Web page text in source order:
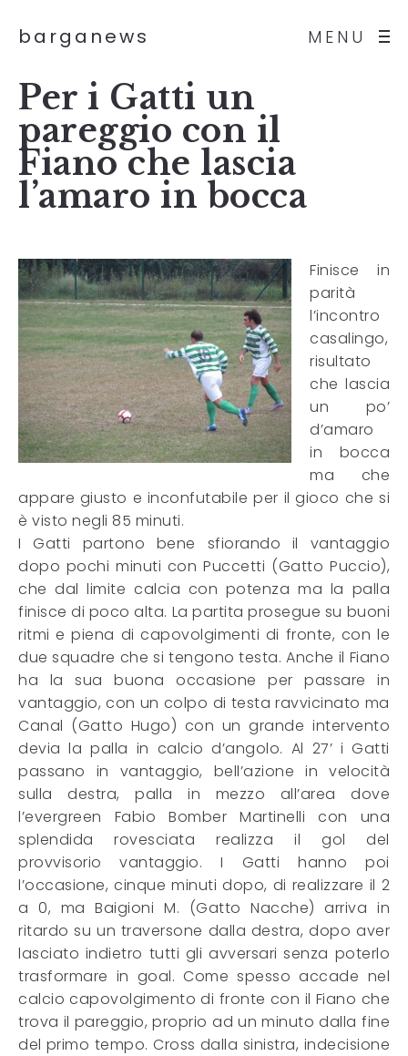
MENU
barganews
Per i Gatti un
pareggio con il
Fiano che lascia
l’amaro in bocca
Finisce in
parità
l’incontro
casalingo,
risultato
che lascia
un po’
d’amaro
in bocca
ma che
appare giusto e inconfutabile per il gioco che si
è visto negli 85 minuti.
I Gatti partono bene sfiorando il vantaggio
dopo pochi minuti con Puccetti (Gatto Puccio),
che dal limite calcia con potenza ma la palla
finisce di poco alta. La partita prosegue su buoni
ritmi e piena di capovolgimenti di fronte, con le
due squadre che si tengono testa. Anche il Fiano
ha la sua buona occasione per passare in
vantaggio, con un colpo di testa ravvicinato ma
Canal (Gatto Hugo) con un grande intervento
devia la palla in calcio d’angolo. Al 27’ i Gatti
passano in vantaggio, bell’azione in velocità
sulla destra, palla in mezzo all’area dove
l’evergreen Fabio Bomber Martinelli con una
splendida rovesciata realizza il gol del
provvisorio vantaggio. I Gatti hanno poi
l’occasione, cinque minuti dopo, di realizzare il 2
a 0, ma Baigioni M. (Gatto Nacche) arriva in
ritardo su un traversone dalla destra, dopo aver
lasciato indietro tutti gli avversari senza poterlo
trasformare in goal. Come spesso accade nel
calcio capovolgimento di fronte con il Fiano che
trova il pareggio, proprio ad un minuto dalla fine
del primo tempo. Cross dalla sinistra, indecisione